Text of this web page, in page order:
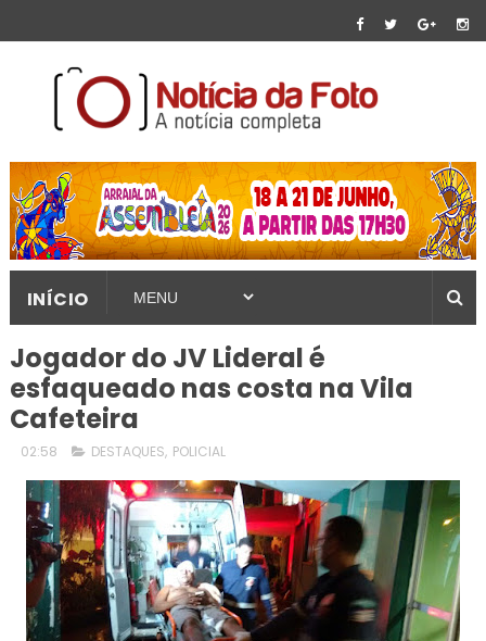
INÍCIO
Jogador do JV Lideral é
esfaqueado nas costa na Vila
Cafeteira
02:58 DESTAQUES, POLICIAL